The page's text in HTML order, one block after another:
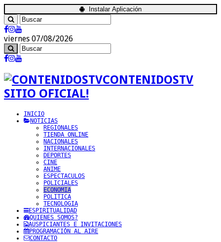
Instalar Aplicación
viernes 07/08/2026
CONTENIDOSTV
SITIO OFICIAL!
INICIO
NOTICIAS
REGIONALES
TIENDA ONLINE
NACIONALES
INTERNACIONALES
DEPORTES
CINE
ANIME
ESPECTACULOS
POLICIALES
ECONOMIA
POLITICA
TECNOLOGIA
ESPIRITUALIDAD
QUIENES SOMOS?
AUSPICIANTES E INVITACIONES
PROGRAMACIÓN AL AIRE
CONTACTO